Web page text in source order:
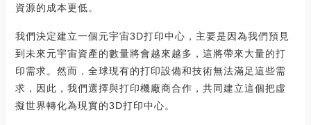
資源的成本更低。
我們決定建立一個元宇宙3D打印中心，主要是因為我們預見
到未來元宇宙資產的數量將會越來越多，這將帶來大量的打
印需求。然而，全球現有的打印設備和技術無法滿足這些需
求，因此，我們選擇與打印機廠商合作，共同建立這個把虛
擬世界轉化為現實的3D打印中心。